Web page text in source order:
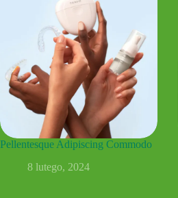
Pellentesque Adipiscing Commodo
8 lutego, 2024